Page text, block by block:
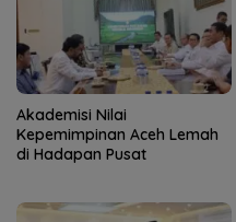
Akademisi Nilai
Kepemimpinan Aceh Lemah
di Hadapan Pusat